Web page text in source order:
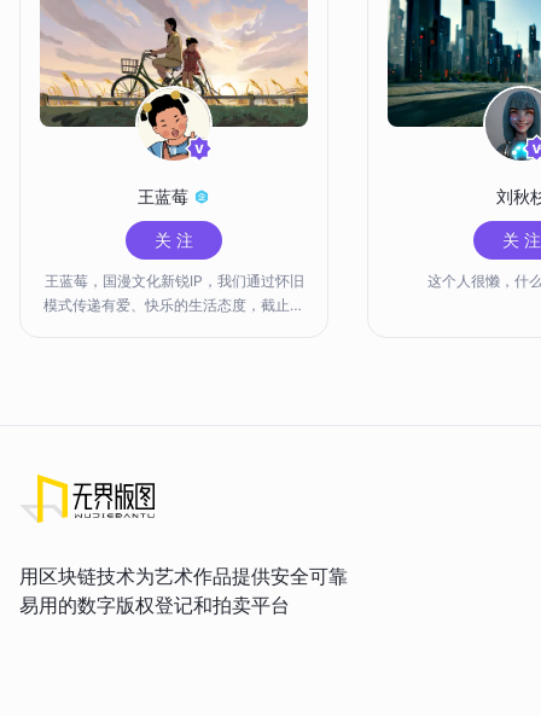
王蓝莓
关 注
王蓝莓，国漫文化新锐IP，我们通过怀旧
模式传递有爱、快乐的生活态度，截止目
刘秋
关 注
这个人很懒，什
用区块链技术为艺术作品提供安全可靠
易用的数字版权登记和拍卖平台